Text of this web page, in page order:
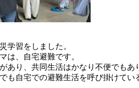
学習をしました。
は、自宅避難です。
あり、共同生活はかなり不便でもあ
も自宅での避難生活を呼び掛けてい